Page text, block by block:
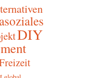
asoziales
DIY